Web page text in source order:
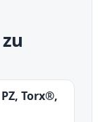
Torx®,